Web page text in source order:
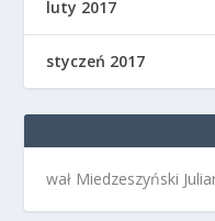
luty 2017
styczeń 2017
wał Miedzeszyński